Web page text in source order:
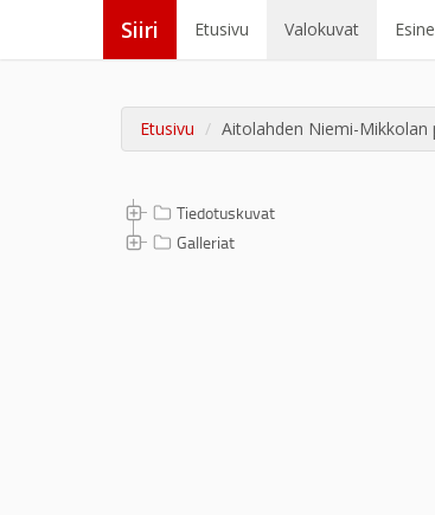
Siiri Etusivu Valokuvat
Etusivu Aitolahden Niemi-Mikkolan
Tiedotuskuvat
Galleriat